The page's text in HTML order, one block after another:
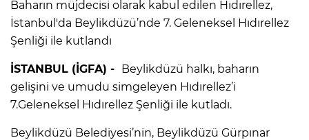
Baharın müjdecisi olarak kabul edilen Hıdırellez,
İstanbul'da Beylikdüzü’nde 7. Geleneksel Hıdırellez
Şenliği ile kutlandı
İSTANBUL (İGFA) - Beylikdüzü halkı, baharın
gelişini ve umudu simgeleyen Hıdırellez’i
7.Geleneksel Hıdırellez Şenliği ile kutladı.
Beylikdüzü Belediyesi’nin, Beylikdüzü Gürpınar